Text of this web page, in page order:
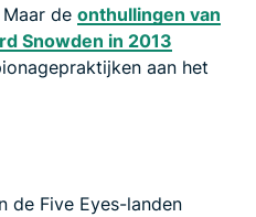
de onthullingen van
Snowden in 2013
aan het
de Five Eyes-landen